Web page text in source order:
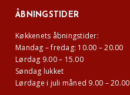
ÅBNINGSTIDER
Køkkenets åbningstider:
Mandag – fredag: 10.00 – 20.00
Lørdag 9.00 – 15.00
Søndag lukket
Lørdage i juli måned 9.00 – 20.00